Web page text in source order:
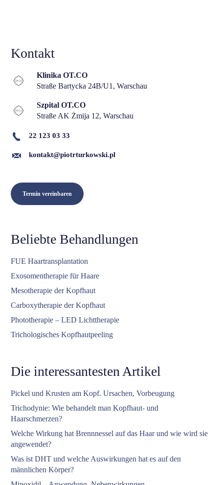
Kontakt
Klinika OT.CO
Straße Bartycka 24B/U1, Warschau
Szpital OT.CO
Straße AK Żmija 12, Warschau
22 123 03 33
kontakt@piotrturkowski.pl
Termin vereinbaren
Beliebte Behandlungen
FUE Haartransplantation
Exosomentherapie für Haare
Mesotherapie der Kopfhaut
Carboxytherapie der Kopfhaut
Phototherapie – LED Lichttherapie
Trichologisches Kopfhautpeeling
Die interessantesten Artikel
Pickel und Krusten am Kopf. Ursachen, Vorbeugung
Trichodynie: Wie behandelt man Kopfhaut- und
Haarschmerzen?
Welche Wirkung hat Brennnessel auf das Haar und wie wird sie
angewendet?
Was ist DHT und welche Auswirkungen hat es auf den
männlichen Körper?